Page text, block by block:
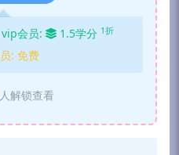
vip会员: 1.5学分 1折
: 免费
人解锁查看